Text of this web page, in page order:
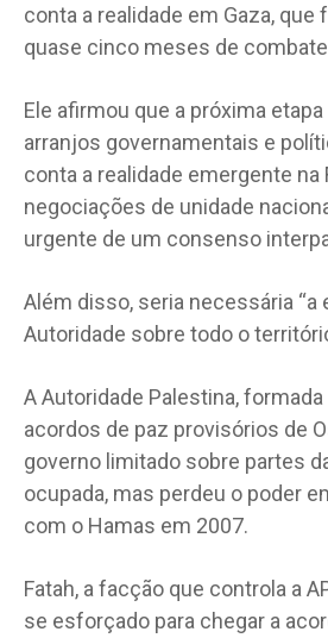
conta a realidade em Gaza, que
quase cinco meses de
Ele afirmou que a próxima
arranjos governamentais e
conta a realidade emergente na
negociações de unidade
urgente de um consenso
Além disso, seria necessária “a
Autoridade sobre todo o
A Autoridade Palestina,
acordos de paz provisórios de
governo limitado sobre partes
ocupada, mas perdeu o poder
com o Hamas em 2007.
Fatah, a facção que controla a
se esforçado para chegar a